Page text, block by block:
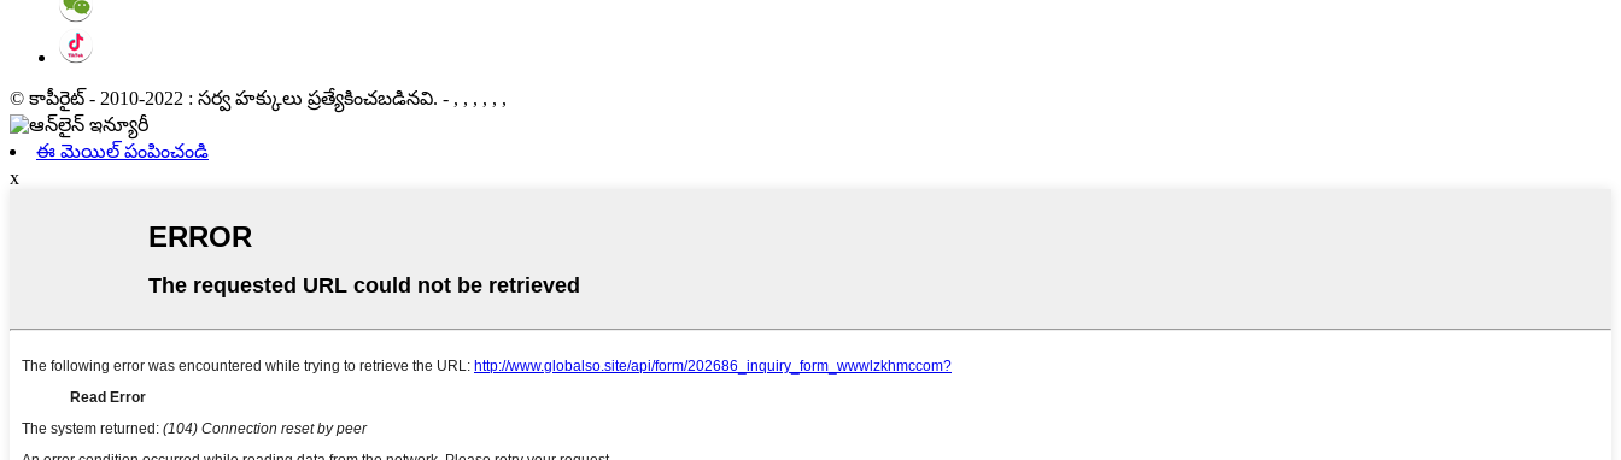
© కాపీరైట్ - 2010-2022 : సర్వ హక్కులు ప్రత్యేకించబడినవి. - , , , , , ,
ఈ మెయిల్ పంపించండి
x